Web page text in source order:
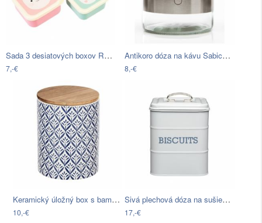
Sada 3 desiatových boxov Rex London…
7,-€
Antikoro dóza na kávu Sabichi Coffee,…
8,-€
Keramický úložný box s bambusovým vekom…
10,-€
Sivá plechová dóza na sušienky Kitchen…
17,-€